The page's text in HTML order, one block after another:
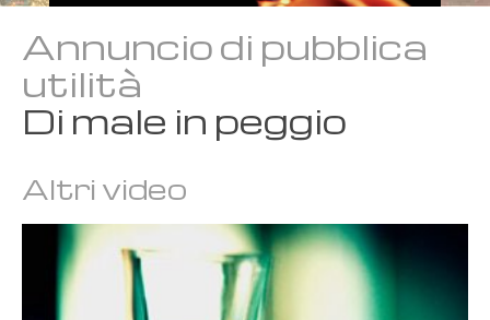
Annuncio di pubblica
utilità
Di male in peggio
Altri video